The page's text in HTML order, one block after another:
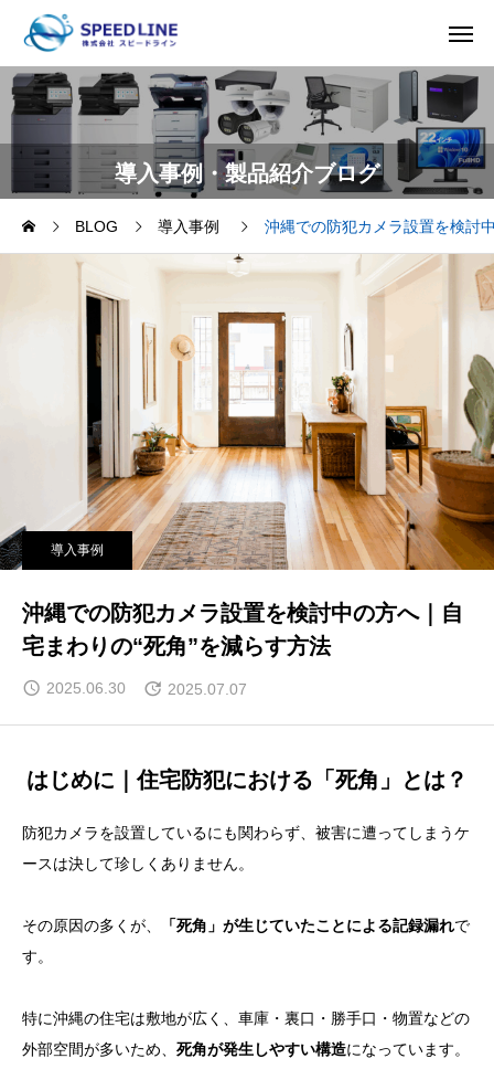
導入事例・製品紹介ブログ
BLOG 導入事例 沖縄での防犯カメラ設置を検討
導入事例
沖縄での防犯カメラ設置を検討中の方へ｜自
宅まわりの“死角”を減らす方法
2025.06.30 2025.07.07
はじめに｜住宅防犯における「死角」とは？
防犯カメラを設置しているにも関わらず、被害に遭ってしまうケ
ースは決して珍しくありません。
その原因の多くが、 「死角」が生じていたことによる記録漏れで
す。
特に沖縄の住宅は敷地が広く、車庫・裏口・勝手口・物置などの
外部空間が多いため、 死角が発生しやすい構造になっています。